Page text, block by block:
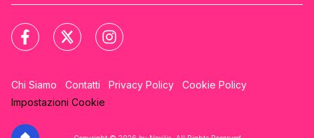
Chi Siamo Contatti Privacy Policy
Cookie Policy
Impostazioni Cookie